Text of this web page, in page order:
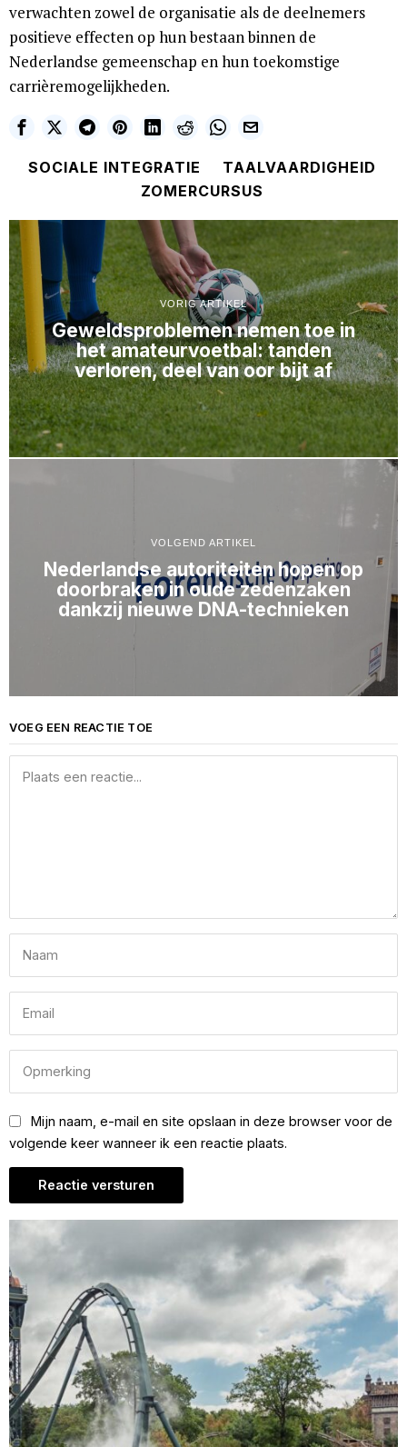
verwachten zowel de organisatie als de deelnemers
positieve effecten op hun bestaan binnen de
Nederlandse gemeenschap en hun toekomstige
carrièremogelijkheden.
SOCIALE INTEGRATIE
TAALVAARDIGHEID
ZOMERCURSUS
VORIG ARTIKEL
Geweldsproblemen nemen toe in
het amateurvoetbal: tanden
verloren, deel van oor bijt af
VOLGEND ARTIKEL
Nederlandse autoriteiten hopen op
doorbraken in oude zedenzaken
dankzij nieuwe DNA-technieken
VOEG EEN REACTIE TOE
Mijn naam, e-mail en site opslaan in deze browser voor de
volgende keer wanneer ik een reactie plaats.